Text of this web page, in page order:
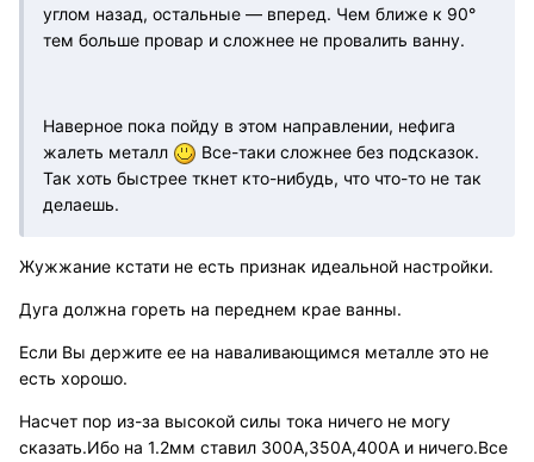
углом назад, остальные — вперед. Чем ближе к 90°
тем больше провар и сложнее не провалить ванну.
Наверное пока пойду в этом направлении, нефига
жалеть металл
Все-таки сложнее без подсказок.
Так хоть быстрее ткнет кто-нибудь, что что-то не так
делаешь.
Жужжание кстати не есть признак идеальной настройки.
Дуга должна гореть на переднем крае ванны.
Если Вы держите ее на наваливающимся металле это не
есть хорошо.
Насчет пор из-за высокой силы тока ничего не могу
сказать.Ибо на 1.2мм ставил 300А,350А,400А и ничего.Все